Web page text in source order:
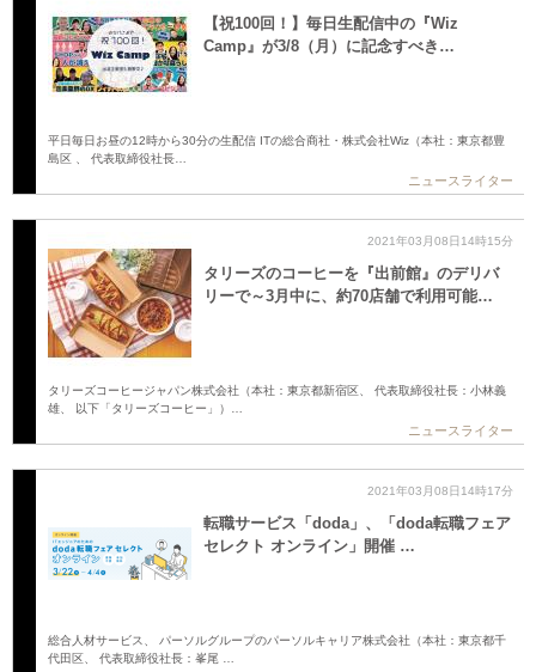
【祝100回！】毎日生配信中の『Wiz
Camp』が3/8（月）に記念すべき…
平日毎日お昼の12時から30分の生配信 ITの総合商社・株式会社Wiz（本社：東京都豊
島区 、 代表取締役社長…
ニュースライター
2021年03月08日14時15分
タリーズのコーヒーを『出前館』のデリバ
リーで～3月中に、約70店舗で利用可能…
タリーズコーヒージャパン株式会社（本社：東京都新宿区、 代表取締役社長：小林義
雄、 以下「タリーズコーヒー」）…
ニュースライター
2021年03月08日14時17分
転職サービス「doda」、「doda転職フェア
セレクト オンライン」開催 …
総合人材サービス、 パーソルグループのパーソルキャリア株式会社（本社：東京都千
代田区、 代表取締役社長：峯尾 …